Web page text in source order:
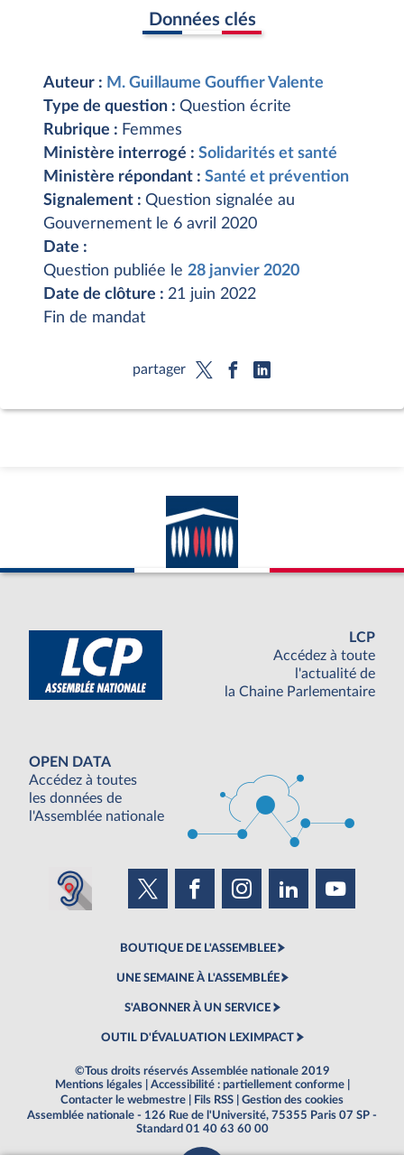
Données clés
Auteur : M. Guillaume Gouffier Valente
Type de question : Question écrite
Rubrique : Femmes
Ministère interrogé : Solidarités et santé
Ministère répondant : Santé et prévention
Signalement : Question signalée au
Gouvernement le 6 avril 2020
Date :
Question publiée le 28 janvier 2020
Date de clôture : 21 juin 2022
Fin de mandat
partager
LCP
Accédez à toute
l'actualité de
la Chaine Parlementaire
OPEN DATA
Accédez à toutes
les données de
l'Assemblée nationale
BOUTIQUE DE L'ASSEMBLEE
UNE SEMAINE À L'ASSEMBLÉE
S'ABONNER À UN SERVICE
OUTIL D'ÉVALUATION LEXIMPACT
©Tous droits réservés Assemblée nationale 2019
Mentions légales
Accessibilité : partiellement conforme
Contacter le webmestre
Fils RSS
Gestion des cookies
Assemblée nationale - 126 Rue de l'Université, 75355 Paris 07 SP -
Standard 01 40 63 60 00